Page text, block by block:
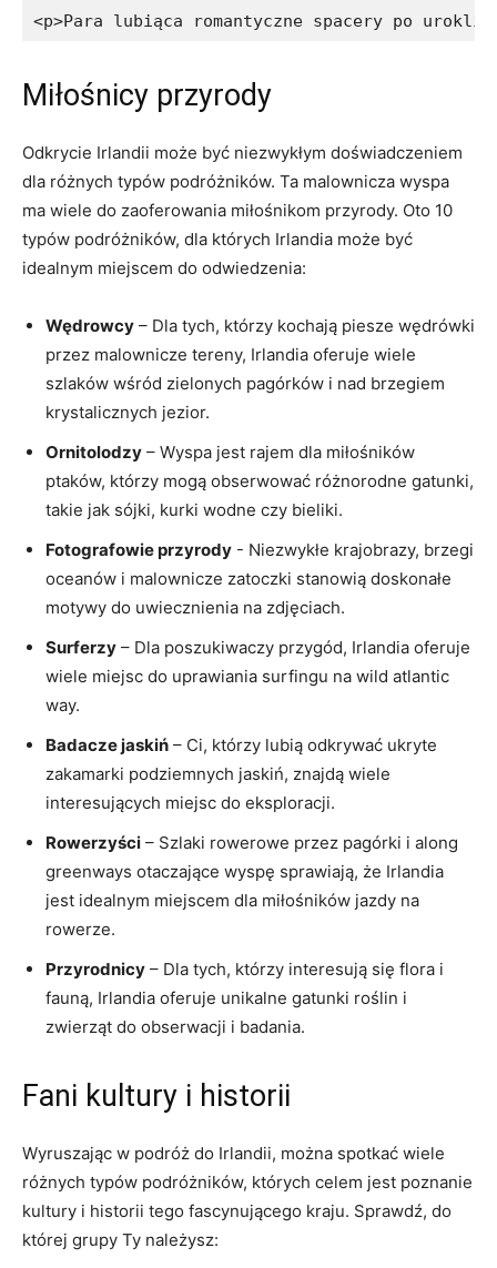
<p>Para lubiąca romantyczne spacery po
Miłośnicy przyrody
Odkrycie Irlandii może być niezwykłym⁤ doświadczeniem
‍dla różnych typów podróżników. Ta ⁢malownicza wyspa
‍ma​ wiele‌ do zaoferowania miłośnikom przyrody. Oto 10
⁣typów podróżników, dla których Irlandia może być
idealnym miejscem‌ do‍ odwiedzenia:
Wędrowcy – Dla tych, którzy‍ kochają⁢ piesze wędrówki
‍przez malownicze ‍tereny, Irlandia oferuje wiele
szlaków wśród zielonych pagórków i nad brzegiem​
krystalicznych jezior.
Ornitolodzy – ⁣Wyspa jest rajem⁤ dla‌ miłośników⁣
ptaków, którzy mogą obserwować różnorodne⁣ gatunki,
takie jak⁢ sójki,‌ kurki wodne ⁤czy bieliki.
Fotografowie przyrody ‍- Niezwykłe krajobrazy, ‌brzegi
‍oceanów ‍i​ malownicze zatoczki stanowią doskonałe
motywy ⁢do ⁢uwiecznienia na zdjęciach.
Surferzy – Dla poszukiwaczy przygód, ‌Irlandia oferuje
wiele⁢ miejsc do‍ uprawiania surfingu​ na wild atlantic
way.
Badacze jaskiń – Ci, którzy lubią odkrywać ukryte
zakamarki podziemnych jaskiń, znajdą ‍wiele
interesujących miejsc do eksploracji.
Rowerzyści – Szlaki rowerowe przez pagórki ​i ​along
greenways‌ otaczające wyspę sprawiają, że Irlandia
jest ​idealnym miejscem dla miłośników jazdy na⁢
rowerze.
Przyrodnicy – Dla tych,⁢ którzy interesują się flora⁣ i
fauną, Irlandia oferuje unikalne gatunki roślin​ i
zwierząt do ​obserwacji i⁤ badania.
Fani ⁣kultury i historii
Wyruszając ​w podróż⁤ do Irlandii,‌ można spotkać wiele
różnych typów podróżników, których celem jest⁢ poznanie
kultury i ⁢historii‍ tego ⁣fascynującego⁤ kraju. Sprawdź, do‍
której ⁤grupy Ty należysz: